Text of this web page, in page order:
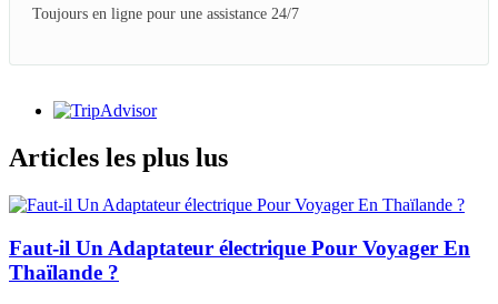
Toujours en ligne pour une assistance 24/7
Articles les plus lus
Faut-il Un Adaptateur électrique Pour Voyager En
Thaïlande ?